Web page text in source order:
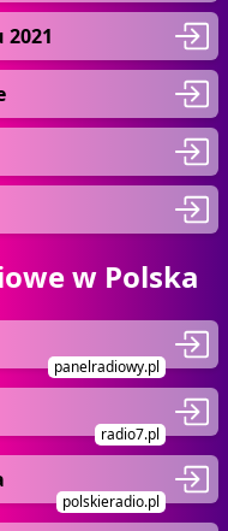
2021
w Polska
panelradiowy.pl
radio7.pl
polskieradio.pl